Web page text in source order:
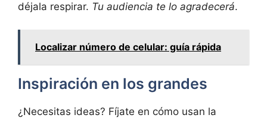
déjala respirar. Tu audiencia te lo agradecerá.
Localizar número de celular: guía rápida
Inspiración en los grandes
¿Necesitas ideas? Fíjate en cómo usan la